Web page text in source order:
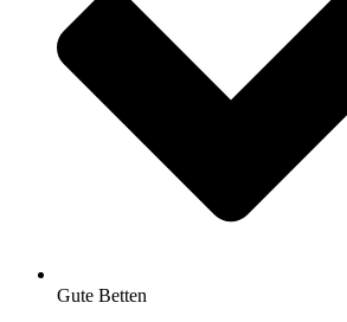
Gute Betten